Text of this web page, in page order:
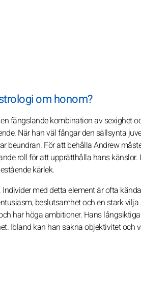
om honom?
fängslande kombination av sexighet
När han väl fångar den sällsynta
beundran. För att behålla Andrew
roll för att upprätthålla hans
kärlek.
med detta element är ofta
beslutsamhet och en stark
har höga ambitioner. Hans
Ibland kan han sakna objektivitet och